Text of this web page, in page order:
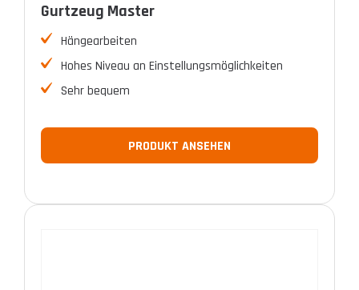
Gurtzeug Master
Hängearbeiten
Hohes Niveau an Einstellungsmöglichkeiten
Sehr bequem
PRODUKT ANSEHEN